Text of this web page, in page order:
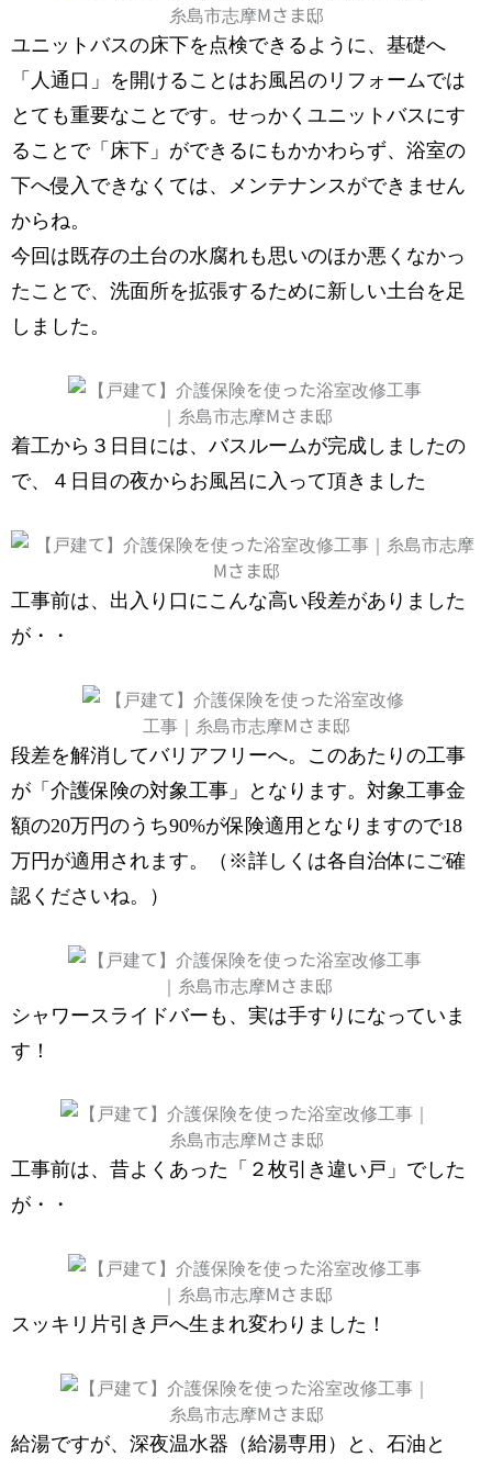
ユニットバスの床下を点検できるように、基礎へ
「人通口」を開けることはお風呂のリフォームでは
とても重要なことです。せっかくユニットバスにす
ることで「床下」ができるにもかかわらず、浴室の
下へ侵入できなくては、メンテナンスができません
からね。
今回は既存の土台の水腐れも思いのほか悪くなかっ
たことで、洗面所を拡張するために新しい土台を足
しました。
着工から３日目には、バスルームが完成しましたの
で、４日目の夜からお風呂に入って頂きました
工事前は、出入り口にこんな高い段差がありました
が・・
段差を解消してバリアフリーへ。このあたりの工事
が「介護保険の対象工事」となります。対象工事金
額の20万円のうち90%が保険適用となりますので18
万円が適用されます。（※詳しくは各自治体にご確
認くださいね。）
シャワースライドバーも、実は手すりになっていま
す！
工事前は、昔よくあった「２枚引き違い戸」でした
が・・
スッキリ片引き戸へ生まれ変わりました！
給湯ですが、深夜温水器（給湯専用）と、石油と